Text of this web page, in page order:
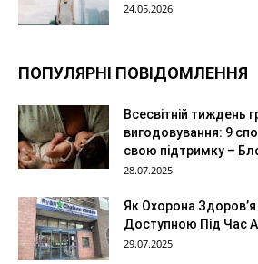
24.05.2026
ПОПУЛЯРНІ ПОВІДОМЛЕННЯ
Всесвітній тиждень
вигодовування: 9
свою підтримку –
28.07.2025
Як Охорона
Доступною Під Час
29.07.2025